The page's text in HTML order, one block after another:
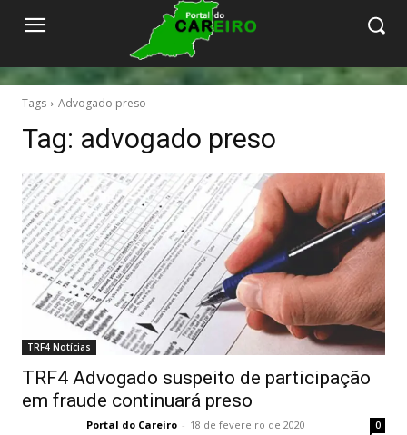
Tags Advogado preso
Tag: advogado preso
TRF4 Notícias
TRF4 Advogado suspeito de participação
em fraude continuará preso
Portal do Careiro - 18 de fevereiro de 2020 0